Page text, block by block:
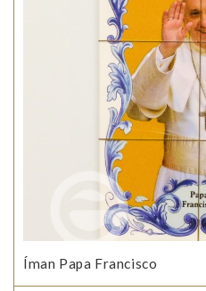
Íman Papa Francisco